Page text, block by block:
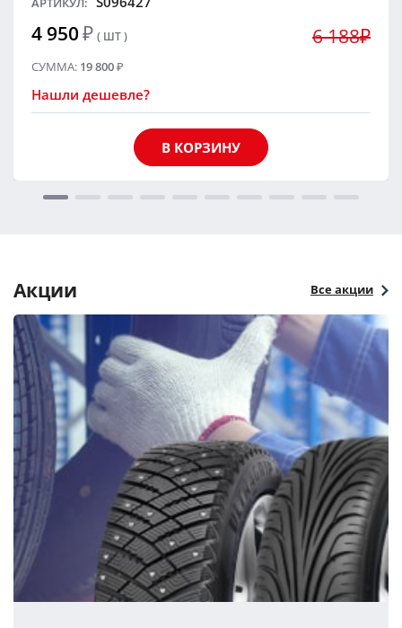
4 950₽ ( ШТ ) 6 188₽
СУММА: 19 800₽
Нашли дешевле?
В КОРЗИНУ
Акции Все акции